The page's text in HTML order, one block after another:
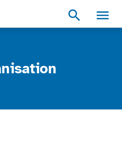
search